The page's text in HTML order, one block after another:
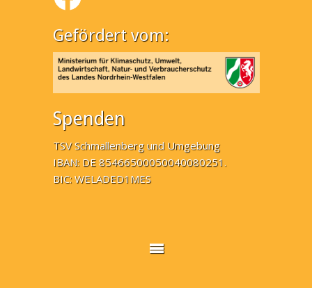
Gefördert vom:
Spenden
TSV Schmallenberg und Umgebung
IBAN: DE 85466500050040080251.
BIC: WELADED1MES